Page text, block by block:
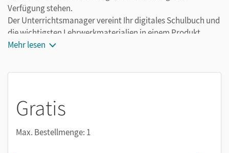
Verfügung stehen.
Der Unterrichtsmanager vereint Ihr digitales Schulbuch und
die wichtigsten Lehrwerkmaterialien in einem Produkt.
Ergänzt um hilfreiche Planungstools, vereinfacht er Ihre
Mehr lesen
Gratis
Max. Bestellmenge: 1